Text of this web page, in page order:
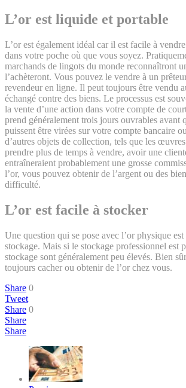
L’or est liquide et portable
L’or est également idéal car il est facile à
dans votre poche où que vous soyez.
marchands de lingots du monde reconnaîtront
l’achèteront. Vous pouvez le vendre à un
revendeur en ligne. Il peut toujours être vendu
échangé contre des biens. Le processus est
la vente d’une action dans votre compte de
prend généralement trois jours ouvrables avant
puissent être virées sur votre compte bancaire
d’autres objets de collection, tels que les
prendre plus de temps à vendre, avoir une
entraîneraient probablement une grosse
l’or, vous pouvez obtenir de l’argent ou des
difficulté.
L’or est facile à stocker
Une question qui se pose avec l’or physique
stockage. Mais si le stockage professionnel est
stockage sont généralement peu élevés. Bien
toujours cacher ou obtenir de l’or chez vous.
Share 0
Tweet
Share 0
Share
Share